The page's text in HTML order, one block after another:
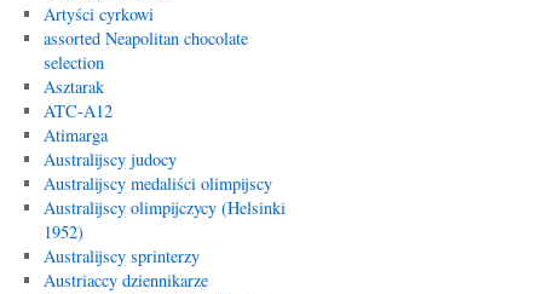
Artyści cyrkowi
assorted Neapolitan chocolate
selection
Asztarak
ATC-A12
Atimarga
Australijscy judocy
Australijscy medaliści olimpijscy
Australijscy olimpijczycy (Helsinki
1952)
Australijscy sprinterzy
Austriaccy dziennikarze